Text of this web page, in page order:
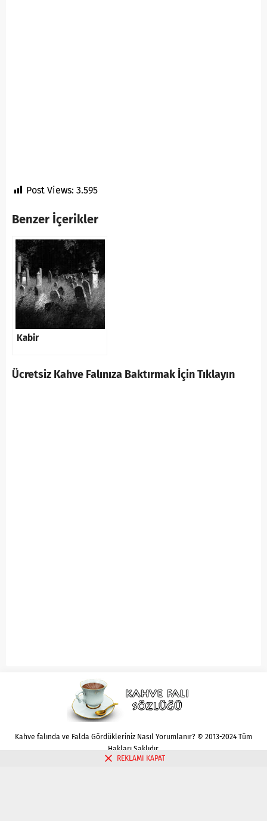
Post Views: 3.595
Benzer İçerikler
Kabir
Ücretsiz Kahve Falınıza Baktırmak İçin Tıklayın
Kahve falında ve Falda Gördükleriniz Nasıl Yorumlanır? © 2013-2024 Tüm
Hakları Saklıdır.
REKLAMI KAPAT